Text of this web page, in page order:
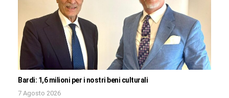
Bardi: 1,6 milioni per i nostri beni culturali
7 Agosto 2026